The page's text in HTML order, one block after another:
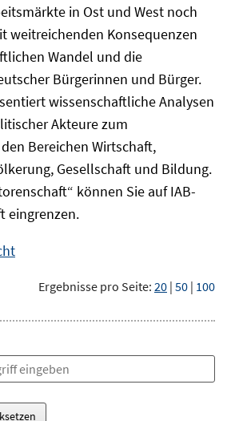
in Ost und West noch
weitreichenden Konsequenzen
Wandel und die
Bürgerinnen und Bürger.
wissenschaftliche Analysen
Akteure zum
Bereichen Wirtschaft,
Gesellschaft und Bildung.
können Sie auf IAB-
eingrenzen.
Ergebnisse pro Seite: 20 | 50 | 100